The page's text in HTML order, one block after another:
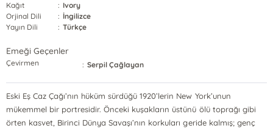
Kağıt
: Ivory
Orjinal Dili
: İngilizce
Yayın Dili
: Türkçe
Emeği Geçenler
Çevirmen : Serpil Çağlayan
Eski Eş Caz Çağı’nın hüküm sürdüğü 1920’lerin New York’unun
mükemmel bir portresidir. Önceki kuşakların üstünü ölü toprağı gibi
örten kasvet, Birinci Dünya Savaşı’nın korkuları geride kalmış; genç